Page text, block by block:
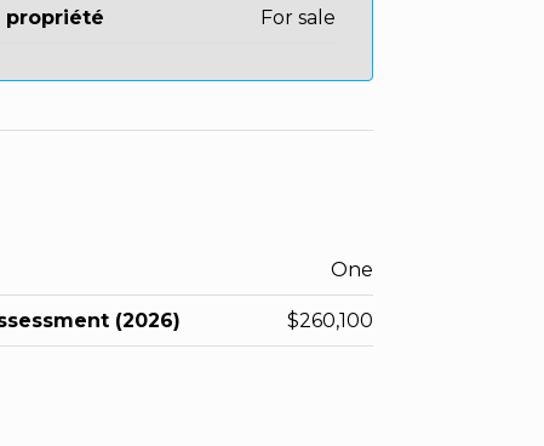
propriété For sale
One
(2026) $260,100